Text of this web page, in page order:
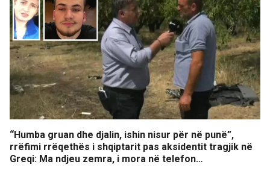
“Humba gruan dhe djalin, ishin nisur për në punë”,
rrëfimi rrëqethës i shqiptarit pas aksidentit tragjik në
Greqi: Ma ndjeu zemra, i mora në telefon…